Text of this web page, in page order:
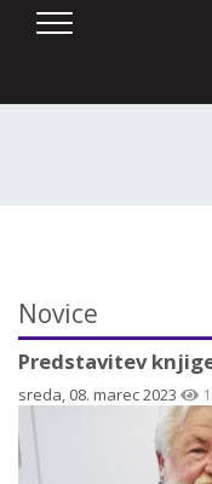
Novice
Predstavitev
sreda, 08. marec 2023